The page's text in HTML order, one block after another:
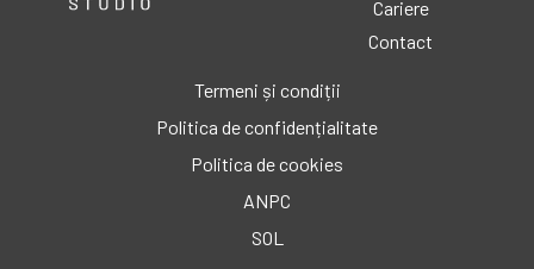
Cariere
Contact
Termeni și condiții
Politica de confidențialitate
Politica de cookies
ANPC
SOL